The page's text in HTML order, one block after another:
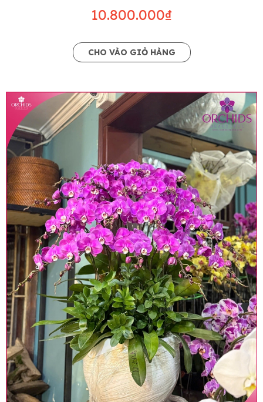
10.800.000₫
CHO VÀO GIỎ HÀNG